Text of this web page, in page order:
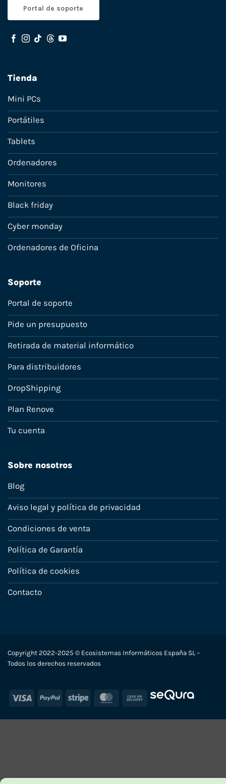
Portal de soporte
Tienda
Mini PCs
Portátiles
Tablets
Ordenadores
Monitores
Black friday
Cyber monday
Ordenadores de Oficina
Soporte
Portal de soporte
Pide un presupuesto
Retirada de material informático
Para distribuidores
DropShipping
Plan Renove
Tu cuenta
Sobre nosotros
Blog
Aviso legal y política de privacidad
Condiciones de venta
Política de Garantía
Política de cookies
Contacto
Copyright 2022-2025 © Ecosistemas Informáticos España SL –
Todos los derechos reservados
Visa PayPal Stripe MasterCard
Cash